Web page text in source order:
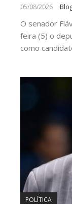
05/08/2026
O senador
feira (5) o
como
POLÍTICA